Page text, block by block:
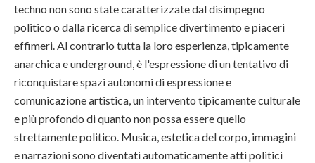
techno non sono state caratterizzate dal disimpegno
politico o dalla ricerca di semplice divertimento e piaceri
effimeri. Al contrario tutta la loro esperienza, tipicamente
anarchica e underground, è l'espressione di un tentativo di
riconquistare spazi autonomi di espressione e
comunicazione artistica, un intervento tipicamente culturale
e più profondo di quanto non possa essere quello
strettamente politico. Musica, estetica del corpo, immagini
e narrazioni sono diventati automaticamente atti politici